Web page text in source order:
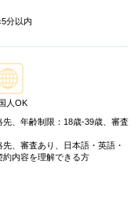
分以内
人OK
、年齢制限：18歳-39歳、審査
、審査あり、日本語・英語・
内容を理解できる方